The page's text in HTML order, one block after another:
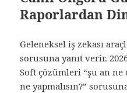
Raporlardan
Geleneksel iş zekası
sorusuna yanıt verir.
Soft çözümleri “şu an
ne yapmalısın?”